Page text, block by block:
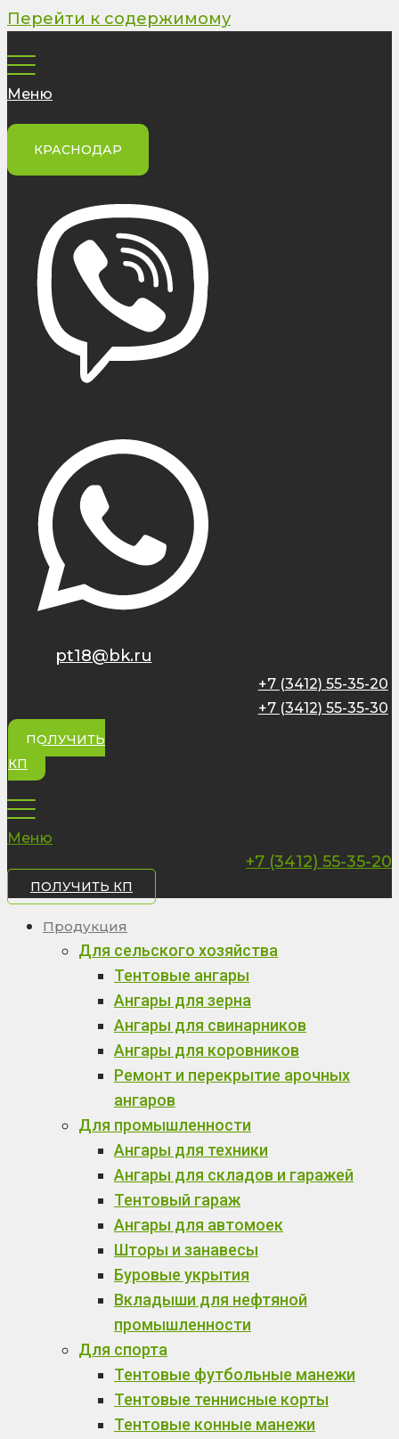
Перейти к содержимому
Меню
КРАСНОДАР
pt18@bk.ru
+7 (3412) 55-35-20
+7 (3412) 55-35-30
ПОЛУЧИТЬ
КП
Меню
+7 (3412) 55-35-20
ПОЛУЧИТЬ КП
Продукция
Для сельского хозяйства
Тентовые ангары
Ангары для зерна
Ангары для свинарников
Ангары для коровников
Ремонт и перекрытие арочных
ангаров
Для промышленности
Ангары для техники
Ангары для складов и гаражей
Тентовый гараж
Ангары для автомоек
Шторы и занавесы
Буровые укрытия
Вкладыши для нефтяной
промышленности
Для спорта
Тентовые футбольные манежи
Тентовые теннисные корты
Тентовые конные манежи